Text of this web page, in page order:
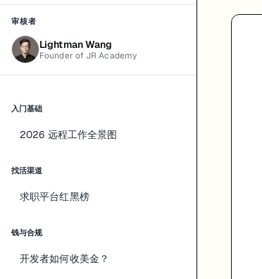
泰国现在确实是很多远程工作者会关注的选项，但具体资
官方入口：
https://www.thaievisa.go.th/
马来西亚的 DE Rantau Nomad Pass
仍然是一个值得关
https://www.mdec.my/derantau
日本 Digital Nomad
日本外务省当前的官方说明里，数字游民签证停留期是 6
官方来源：
审核者
Lightman Wang
Founder of JR Academy
入门基础
2026 远程工作全景图
找活渠道
求职平台红黑榜
钱与合规
开发者如何收美金？